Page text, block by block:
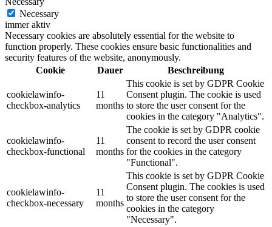
Necessary
immer aktiv
Necessary cookies are absolutely essential for the website to
function properly. These cookies ensure basic functionalities and
security features of the website, anonymously.
Cookie
Dauer Beschreibung
cookielawinfo-
checkbox-analytics
11
months
This cookie is set by GDPR Cookie
Consent plugin. The cookie is used
to store the user consent for the
cookies in the category "Analytics".
cookielawinfo-
checkbox-functional
11
months
The cookie is set by GDPR cookie
consent to record the user consent
for the cookies in the category
"Functional".
cookielawinfo-
checkbox-necessary
11
months
This cookie is set by GDPR Cookie
Consent plugin. The cookies is used
to store the user consent for the
cookies in the category
"Necessary".